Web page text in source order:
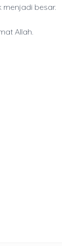
besar.
Allah.